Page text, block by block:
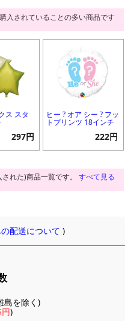
入されていることの多い商品です
ス スタ
297円
ヒー ? オア シー ? フッ
トプリンツ 18インチ
222円
れた)商品一覧です。 すべて見る
配送について )
島を除く)
)